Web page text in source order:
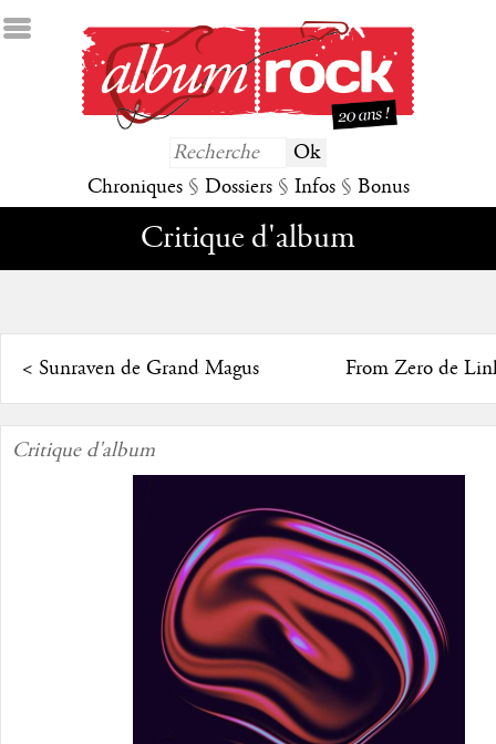
Chroniques § Dossiers § Infos § Bonus
Critique d'album
< Sunraven de Grand Magus From Zero de
Critique d'album